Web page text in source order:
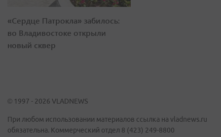
«Сердце Патрокла» забилось:
во Владивостоке открыли
новый сквер
© 1997 - 2026 VLADNEWS
При любом использовании материалов ссылка на vladnews.ru
обязательна. Коммерческий отдел 8 (423) 249-8800